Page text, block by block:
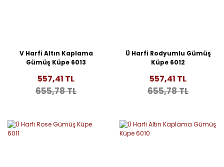
V Harfi Altın Kaplama
Gümüş Küpe 6013
557,41 TL
655,78 TL
Ü Harfi Rodyumlu Gümüş
Küpe 6012
557,41 TL
655,78 TL